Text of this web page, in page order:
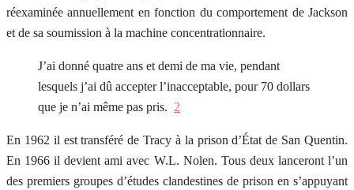
réexaminée annuellement en fonction du comportement de Jackson
et de sa soumission à la machine concentrationnaire.
J’ai donné quatre ans et demi de ma vie, pendant
lesquels j’ai dû accepter l’inacceptable, pour 70 dollars
que je n’ai même pas pris. 2
En 1962 il est transféré de Tracy à la prison d’État de San Quentin.
En 1966 il devient ami avec W.L. Nolen. Tous deux lanceront l’un
des premiers groupes d’études clandestines de prison en s’appuyant